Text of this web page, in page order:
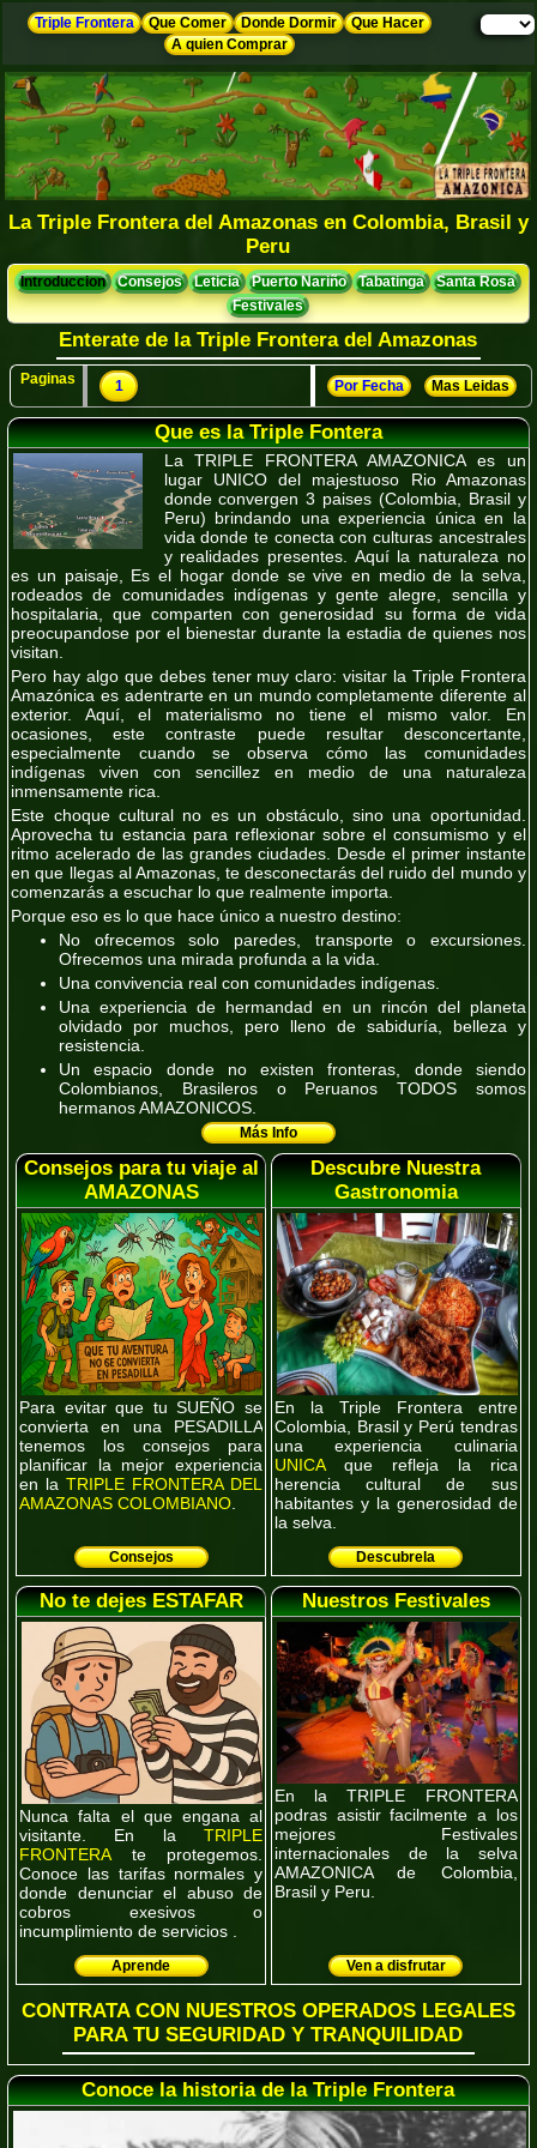
Triple Frontera Que Comer Donde Dormir
Que Hacer
A quien Comprar
La Triple Frontera del Amazonas en Colombia, Brasil y
Peru
Introduccion Consejos Leticia Puerto Nariño Tabatinga
Santa Rosa
Festivales
Enterate de la Triple Frontera del Amazonas
Paginas 1 Por Fecha Mas Leidas
Que es la Triple Fontera
La TRIPLE FRONTERA AMAZONICA es un
lugar UNICO del majestuoso Rio Amazonas
donde convergen 3 paises (Colombia, Brasil y
Peru) brindando una experiencia única en la
vida donde te conecta con culturas ancestrales
y realidades presentes. Aquí la naturaleza no
es un paisaje, Es el hogar donde se vive en medio de la selva,
rodeados de comunidades indígenas y gente alegre, sencilla y
hospitalaria, que comparten con generosidad su forma de vida
preocupandose por el bienestar durante la estadia de quienes nos
visitan.
Pero hay algo que debes tener muy claro: visitar la Triple Frontera
Amazónica es adentrarte en un mundo completamente diferente al
exterior. Aquí, el materialismo no tiene el mismo valor. En
ocasiones, este contraste puede resultar desconcertante,
especialmente cuando se observa cómo las comunidades
indígenas viven con sencillez en medio de una naturaleza
inmensamente rica.
Este choque cultural no es un obstáculo, sino una oportunidad.
Aprovecha tu estancia para reflexionar sobre el consumismo y el
ritmo acelerado de las grandes ciudades. Desde el primer instante
en que llegas al Amazonas, te desconectarás del ruido del mundo y
comenzarás a escuchar lo que realmente importa.
Porque eso es lo que hace único a nuestro destino:
No ofrecemos solo paredes, transporte o excursiones.
Ofrecemos una mirada profunda a la vida.
Una convivencia real con comunidades indígenas.
Una experiencia de hermandad en un rincón del planeta
olvidado por muchos, pero lleno de sabiduría, belleza y
resistencia.
Un espacio donde no existen fronteras, donde siendo
Colombianos, Brasileros o PeruanosTODOS somos
hermanosAMAZONICOS
Más Info
Consejos para tu viaje al
AMAZONAS
Para evitar que tuSUEÑO se
convierta en una PESADILLA
tenemos los consejos para
planificar la mejor experiencia
en laTRIPLE FRONTERA DEL
AMAZONAS COLOMBIANO
Consejos
Descubre Nuestra
Gastronomia
En la Triple Frontera entre
Colombia, Brasil y Perú tendras
una experiencia culinaria
UNICA
que refleja la rica
herencia cultural de sus
habitantes y la generosidad de
la selva.
Descubrela
No te dejes ESTAFAR
Nunca falta el que engana al
visitante. En la TRIPLE
FRONTERAte protegemos.
Conoce las tarifas normales y
donde denunciar el abuso de
cobros exesivos o
incumplimiento de servicios .
Aprende
Nuestros Festivales
En la TRIPLE FRONTERA
podras asistir facilmente a los
mejores Festivales
internacionales de la selva
AMAZONICA de Colombia,
Brasil y Peru.
Ven a disfrutar
CONTRATA CON NUESTROS OPERADOS LEGALES
PARA TU SEGURIDAD Y TRANQUILIDAD
Conoce la historia de la Triple Frontera